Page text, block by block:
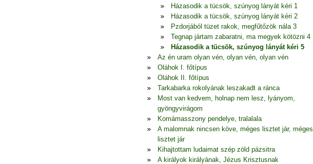
Házasodik a tücsök, szúnyog lányát kéri 1
Házasodik a tücsök, szúnyog lányát kéri 2
Pzdorjából tüzet rakok, megfűtőzök nála 3
Tegnap jártam zabaratni, ma megyek kötözni 4
Házasodik a tücsök, szúnyog lányát kéri 5
Az én uram olyan vén, olyan vén, olyan vén
Oláhok I. főtípus
Oláhok II. főtípus
Tarkabarka rokolyának leszakadt a ránca
Most van kedvem, holnap nem lesz, lyányom,
gyöngyvirágom
Komámasszony pendelye, tralalala
A malomnak nincsen köve, méges lisztet jár, méges
lisztet jár
Kihajtottam ludaimat szép zöld pázsitra
A királyok királyának, Jézus Krisztusnak